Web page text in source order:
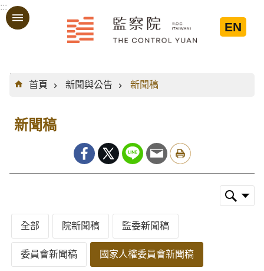
跳到主要內容區塊
:::
EN
:::
首頁
新聞與公告 新聞稿
新聞稿
全部 院新聞稿 監委新聞稿
委員會新聞稿 國家人權委員會新聞稿